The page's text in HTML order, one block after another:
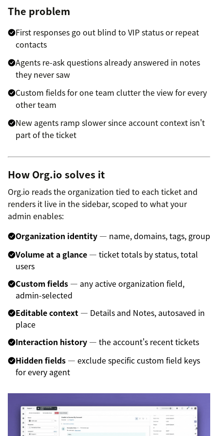
The problem
First responses go out blind to VIP status or repeat
contacts
Agents re-ask questions already answered in notes
they never saw
Custom fields for one team clutter the view for every
other team
New agents ramp slower since account context isn't
part of the ticket
How Org.io solves it
Org.io reads the organization tied to each ticket and
renders it live in the sidebar, scoped to what your
admin enables:
Organization identity — name, domains, tags, group
Volume at a glance — ticket totals by status, total
users
Custom fields — any active organization field,
admin-selected
Editable context — Details and Notes, autosaved in
place
Interaction history — the account's recent tickets
Hidden fields — exclude specific custom field keys
for every agent